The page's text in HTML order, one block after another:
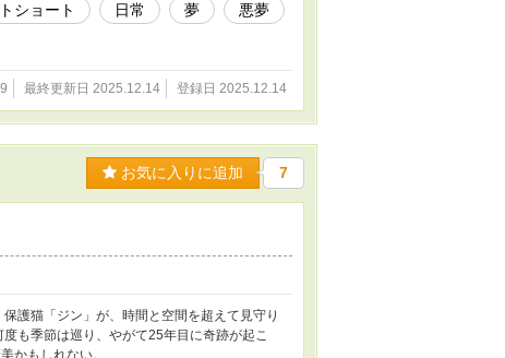
ショート 日常 夢
悪夢
最終更新日 2025.12.14 登録日 2025.12.14
お気に入りに追加 7
護猫「ジン」が、時間と空間を超えて見守り
も季節は巡り、やがて25年目に奇跡が起こ
かもしれない。